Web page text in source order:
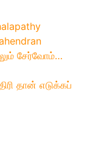
சேர்வோம்…
தான் எடுக்கப்